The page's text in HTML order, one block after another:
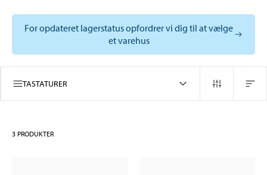
For opdateret lagerstatus opfordrer vi dig til at vælge
et varehus
TASTATURER
3 PRODUKTER